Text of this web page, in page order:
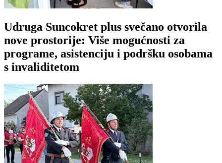
Udruga Suncokret plus svečano otvorila
nove prostorije: Više mogućnosti za
programe, asistenciju i podršku osobama
s invaliditetom